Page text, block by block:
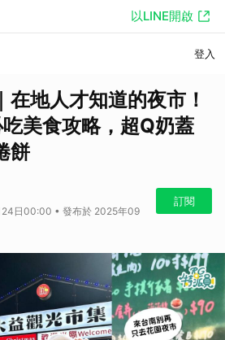
以LINE開啟
登入
在地人才知道的夜市！
美食攻略，超Q奶蓋
餅
日00:00 • 發布於 2025年09
訂閱